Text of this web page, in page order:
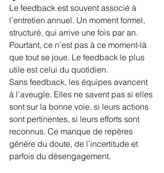
Le feedback est souvent associé à
l’entretien annuel. Un moment formel,
structuré, qui arrive une fois par an.
Pourtant, ce n’est pas à ce moment-là
que tout se joue. Le feedback le plus
utile est celui du quotidien.
Sans feedback, les équipes avancent
à l’aveugle. Elles ne savent pas si elles
sont sur la bonne voie, si leurs actions
sont pertinentes, si leurs efforts sont
reconnus. Ce manque de repères
génère du doute, de l’incertitude et
parfois du désengagement.